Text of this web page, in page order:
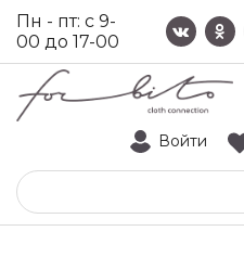
Пн - пт: с 9-
00 до 17-00
Войти